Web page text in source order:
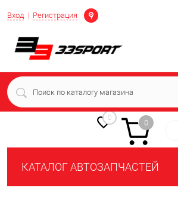
Вход Регистрация
Определение
0
0
КАТАЛОГ АВТОЗАПЧАСТЕЙ